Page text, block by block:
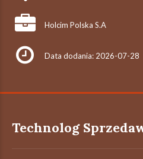
Holcim Polska S.A
Data dodania: 2026-07-28
Technolog